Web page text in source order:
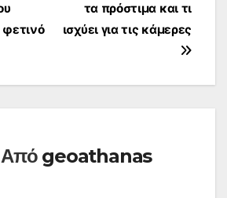
τα πρόστιμα και τι
ισχύει για τις κάμερες
φετινό
Από geoathanas